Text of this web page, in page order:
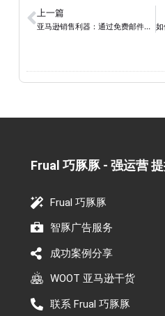
上一篇
亚马逊销售利器：通过免费邮件活动提升销售额（上）
Frual 巧豚豚 - 强运营
Frual 巧豚豚
智豚广告服务
成功案例分享
WOOT 亚马逊干货
联系 Frual 巧豚豚